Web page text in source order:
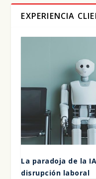
EXPERIENCIA
La para­do­ja de la
dis­rup­ción labo­ral